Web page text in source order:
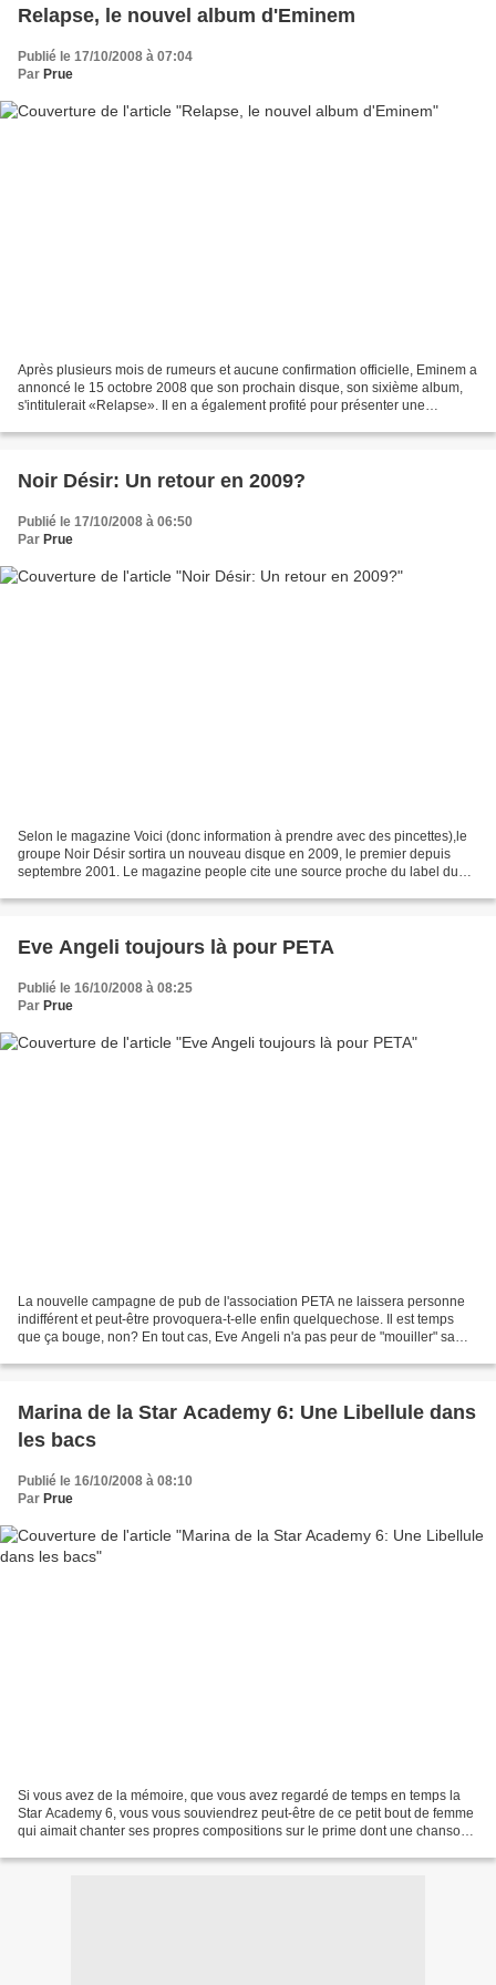
Relapse, le nouvel album d'Eminem
Publié le 17/10/2008 à 07:04
Par Prue
Après plusieurs mois de rumeurs et aucune confirmation officielle, Eminem a
annoncé le 15 octobre 2008 que son prochain disque, son sixième album,
s'intitulerait «Relapse». Il en a également profité pour présenter une
Noir Désir: Un retour en 2009?
Publié le 17/10/2008 à 06:50
Par Prue
Selon le magazine Voici (donc information à prendre avec des pincettes),le
groupe Noir Désir sortira un nouveau disque en 2009, le premier depuis
septembre 2001. Le magazine people cite une source proche du label du
Eve Angeli toujours là pour PETA
Publié le 16/10/2008 à 08:25
Par Prue
La nouvelle campagne de pub de l'association PETA ne laissera personne
indifférent et peut-être provoquera-t-elle enfin quelquechose. Il est temps
que ça bouge, non? En tout cas, Eve Angeli n'a pas peur de "mouiller" sa
Marina de la Star Academy 6: Une Libellule dans
les bacs
Publié le 16/10/2008 à 08:10
Par Prue
Si vous avez de la mémoire, que vous avez regardé de temps en temps la
Star Academy 6, vous vous souviendrez peut-être de ce petit bout de femme
qui aimait chanter ses propres compositions sur le prime dont une chanson